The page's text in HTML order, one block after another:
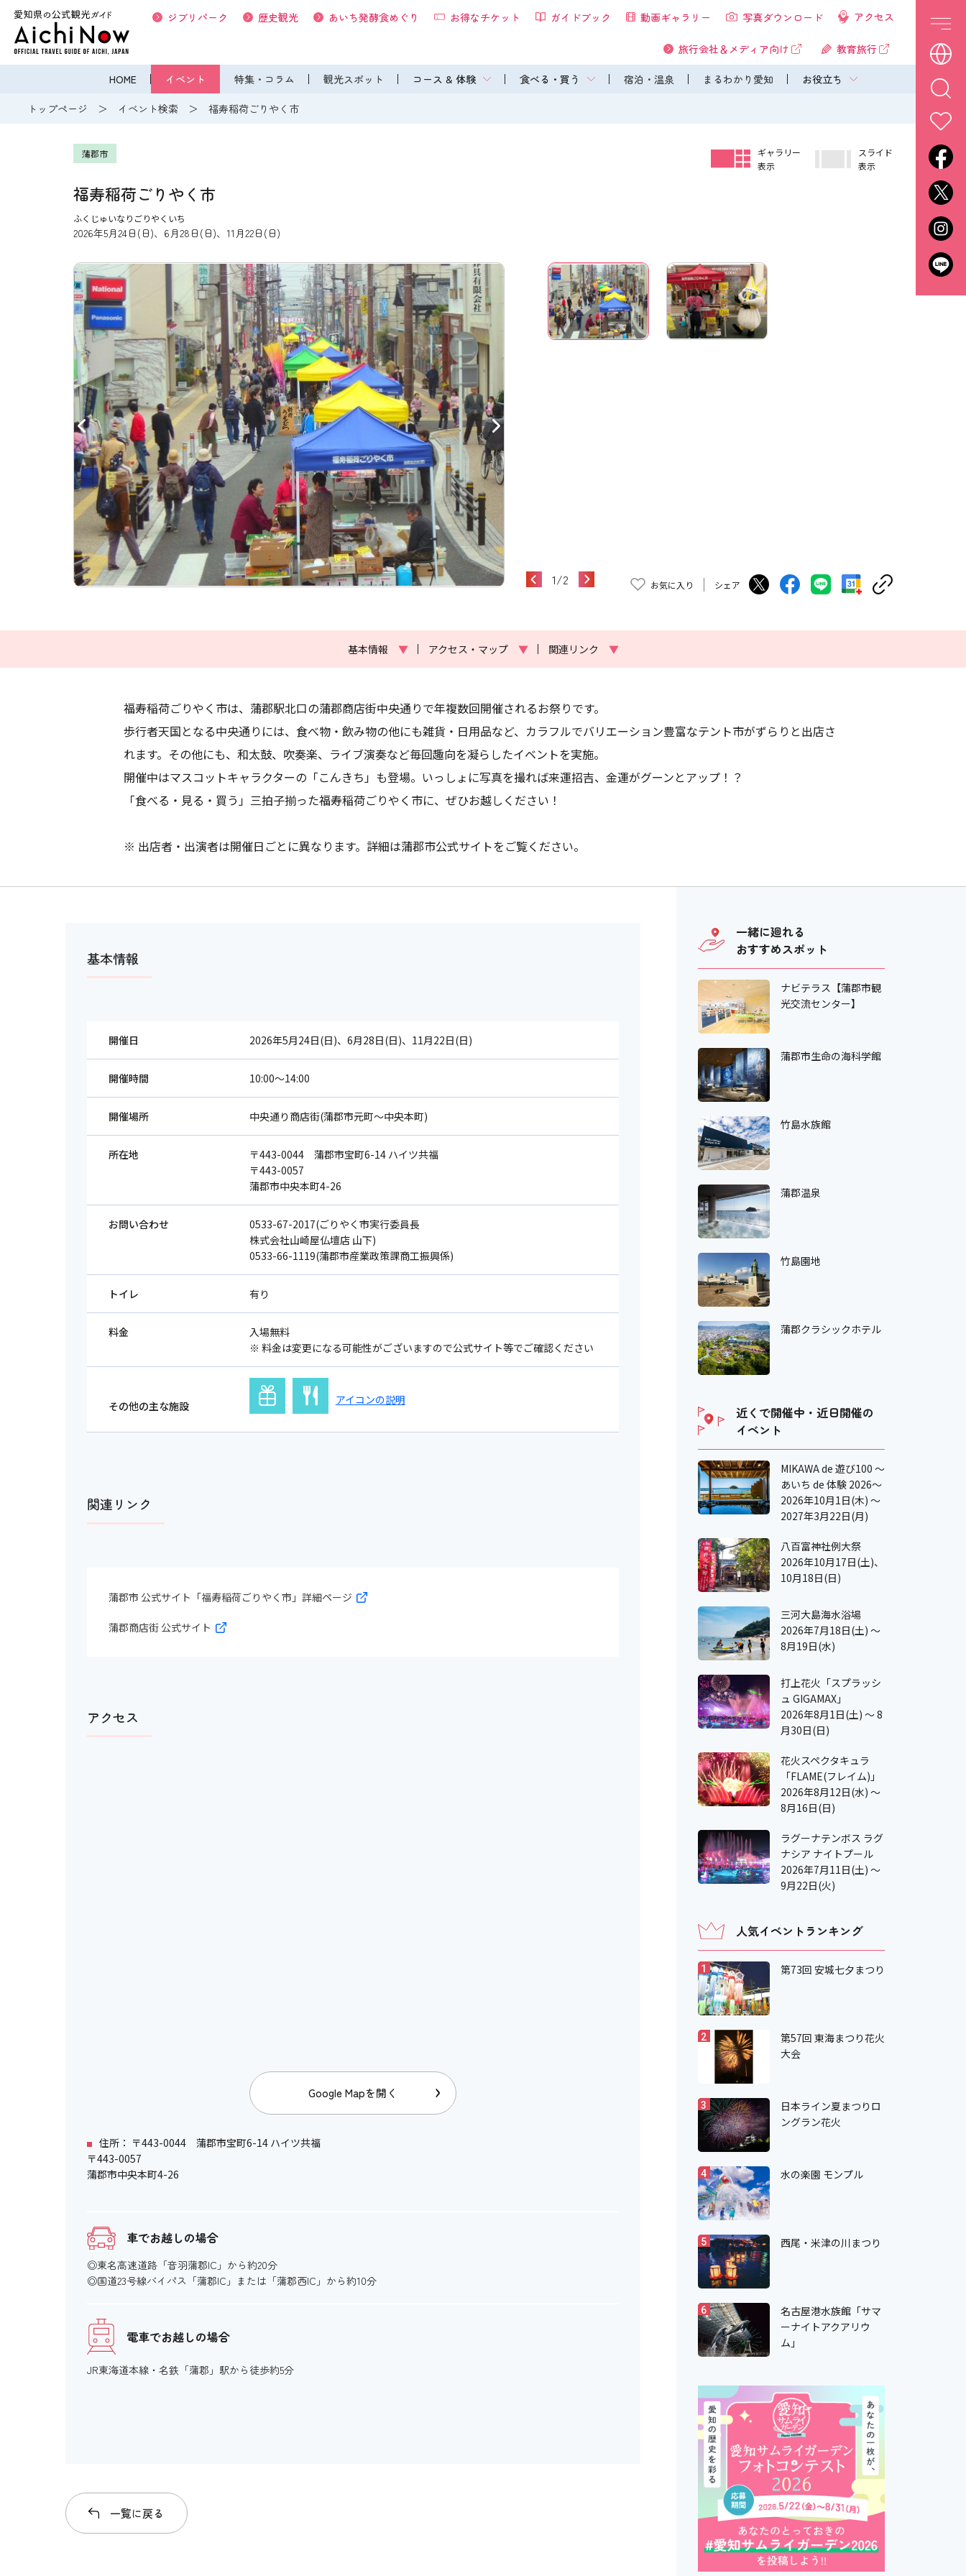
HOME イベント 特集・コラム 観光スポット コース & 体験 食べる・買う 宿泊・温泉 まるわかり愛知 お役立ち
ジブリパーク 歴史観光 あいち発酵食めぐり お得なチケット ガイドブック 動画ギャラリー 写真ダウンロード アクセス
旅行会社＆メディア向け 教育旅行
トップページ イベント検索 福寿稲荷ごりやく市
蒲郡市
福寿稲荷ごりやく市
ふくじゅいなりごりやくいち
2026年5月24日(日)、6月28日(日)、11月22日(日)
ギャラリー
表示
スライド
表示
1/2 お気に入り シェア
基本情報 ▼ アクセス・マップ ▼ 関連リンク ▼
福寿稲荷ごりやく市は、蒲郡駅北口の蒲郡商店街中央通りで年複数回開催されるお祭りです。
歩行者天国となる中央通りには、食べ物・飲み物の他にも雑貨・日用品など、カラフルでバリエーション豊富なテント市がずらりと出店さ
れます。その他にも、和太鼓、吹奏楽、ライブ演奏など毎回趣向を凝らしたイベントを実施。
開催中はマスコットキャラクターの「こんきち」も登場。いっしょに写真を撮れば来運招吉、金運がグーンとアップ！？
「食べる・見る・買う」三拍子揃った福寿稲荷ごりやく市に、ぜひお越しください！
※ 出店者・出演者は開催日ごとに異なります。詳細は蒲郡市公式サイトをご覧ください。
基本情報
開催日 2026年5月24日(日)、6月28日(日)、11月22日(日)
開催時間 10:00～14:00
開催場所 中央通り商店街(蒲郡市元町～中央本町)
所在地
〒443-0044 蒲郡市宝町6-14 ハイツ共福
〒443-0057
蒲郡市中央本町4-26
お問い合わせ
0533-67-2017(ごりやく市実行委員長
株式会社山崎屋仏壇店 山下)
0533-66-1119(蒲郡市産業政策課商工振興係)
トイレ 有り
料金
入場無料
※ 料金は変更になる可能性がございますので公式サイト等でご確認ください
その他の主な施設 アイコンの説明
関連リンク
蒲郡市 公式サイト「福寿稲荷ごりやく市」詳細ページ
蒲郡商店街 公式サイト
アクセス
Google Mapを開く
住所： 〒443-0044 蒲郡市宝町6-14 ハイツ共福
〒443-0057
蒲郡市中央本町4-26
車でお越しの場合
◎東名高速道路「音羽蒲郡IC」から約20分
◎国道23号線バイパス「蒲郡IC」または「蒲郡西IC」から約10分
電車でお越しの場合
JR東海道本線・名鉄「蒲郡」駅から徒歩約5分
一覧に戻る
一緒に廻れる
おすすめスポット
ナビテラス【蒲郡市観
光交流センター】
蒲郡市生命の海科学館
竹島水族館
蒲郡温泉
竹島園地
蒲郡クラシックホテル
近くで開催中・近日開催の
イベント
MIKAWA de 遊び100 ～
あいち de 体験 2026～
2026年10月1日(木) ～
2027年3月22日(月)
八百富神社例大祭
2026年10月17日(土)、
10月18日(日)
三河大島海水浴場
2026年7月18日(土) ～
8月19日(水)
打上花火「スプラッシ
ュ GIGAMAX」
2026年8月1日(土) ～ 8
月30日(日)
花火スペクタキュラ
「FLAME(フレイム)」
2026年8月12日(水) ～
8月16日(日)
ラグーナテンボス ラグ
ナシア ナイトプール
2026年7月11日(土) ～
9月22日(火)
人気イベントランキング
1 第73回 安城七夕まつり
2
第57回 東海まつり花火
大会
3
日本ライン夏まつりロ
ングラン花火
4 水の楽園 モンプル
5 西尾・米津の川まつり
6
名古屋港水族館「サマ
ーナイトアクアリウ
ム」